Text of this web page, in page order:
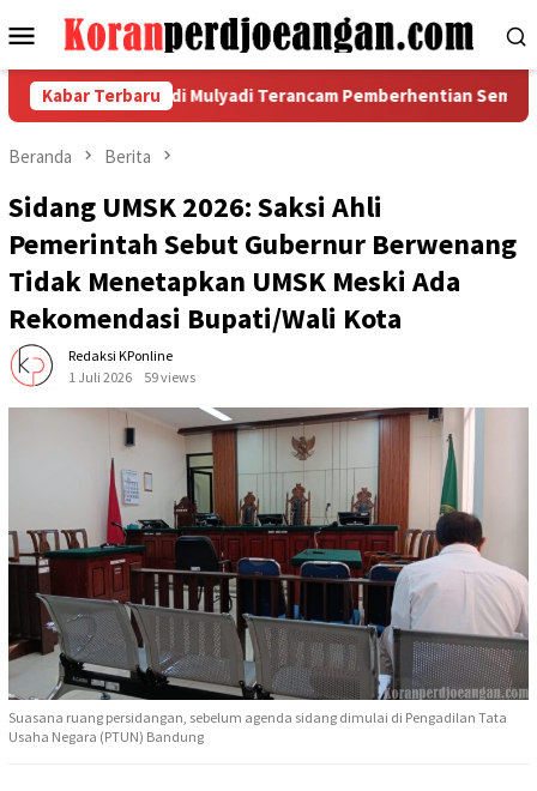
ke
Menu
Mobile
Kabar Terbaru
Dedi Mulyadi Terancam Pemberhentian Sementara
Beranda Berita
Sidang UMSK 2026: Saksi Ahli
Pemerintah Sebut Gubernur Berwenang
Tidak Menetapkan UMSK Meski Ada
Rekomendasi Bupati/Wali Kota
Redaksi KPonline
1 Juli 2026
59 views
Suasana ruang persidangan, sebelum agenda sidang dimulai di Pengadilan Tata
Usaha Negara (PTUN) Bandung